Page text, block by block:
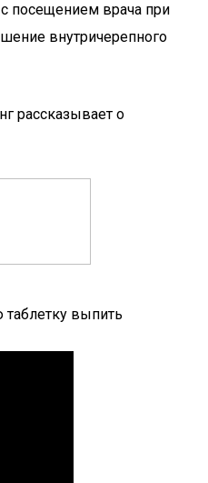
с посещением врача при
внутричерепного
рассказывает о
таблетку выпить